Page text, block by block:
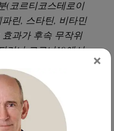
(코르티코스테로이
린, 스타틴, 비타민
과가 후속 무작위
거나 코로나19에서
야 주로 나타났습니
al., 2020;Horby et
et al.,
et al., 2020;Zhang et
×